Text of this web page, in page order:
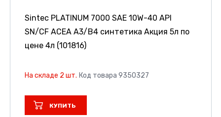
Sintec PLATINUM 7000 SAE 10W-40 API
SN/CF ACEA A3/B4 синтетика Акция 5л по
цене 4л (101816)
На складе 2 шт. Код товара 9350327
КУПИТЬ